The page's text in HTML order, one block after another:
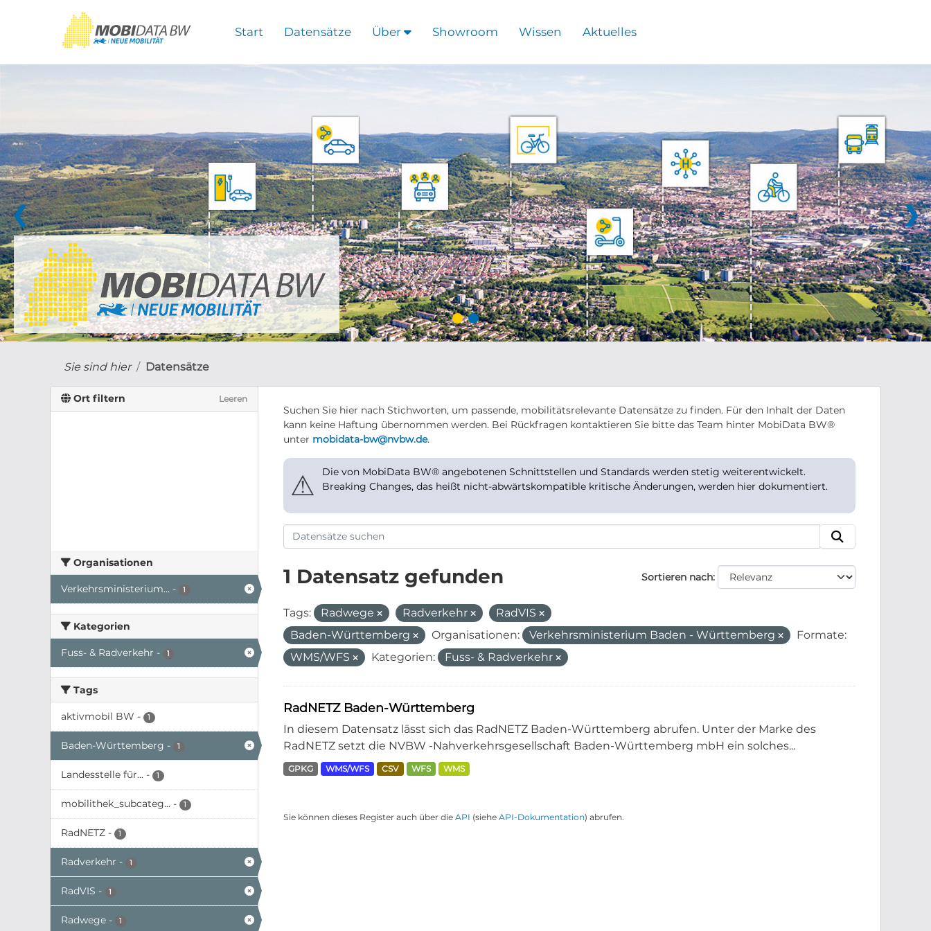
Start Datensätze Über Showroom Wissen Aktuelles
❮ ❯
Sie sind hier Datensätze
Ort filtern Leeren
Organisationen
Verkehrsministerium... - 1
Kategorien
Fuss- & Radverkehr - 1
Tags
aktivmobil BW - 1
Baden-Württemberg - 1
Landesstelle für... - 1
mobilithek_subcateg... - 1
RadNETZ - 1
Radverkehr - 1
RadVIS - 1
Radwege - 1
Suchen Sie hier nach Stichworten, um passende, mobilitätsrelevante Datensätze zu finden. Für den Inhalt der Daten
kann keine Haftung übernommen werden. Bei Rückfragen kontaktieren Sie bitte das Team hinter MobiData BW®
unter mobidata-bw@nvbw.de.
⚠
Die von MobiData BW® angebotenen Schnittstellen und Standards werden stetig weiterentwickelt.
Breaking Changes, das heißt nicht-abwärtskompatible kritische Änderungen, werden hier dokumentiert.
Sortieren nach
1 Datensatz gefunden
Tags: Radwege Radverkehr
RadVIS
Baden-Württemberg
Organisationen: Verkehrsministerium Baden - Württemberg
Formate:
WMS/WFS
Kategorien: Fuss- & Radverkehr
RadNETZ Baden-Württemberg
In diesem Datensatz lässt sich das RadNETZ Baden-Württemberg abrufen. Unter der Marke des
RadNETZ setzt die NVBW -Nahverkehrsgesellschaft Baden-Württemberg mbH ein solches...
GPKG WMS/WFS CSV WFS WMS
Sie können dieses Register auch über die API (siehe API-Dokumentation) abrufen.